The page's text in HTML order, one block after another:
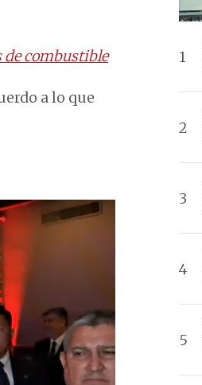
de combustible
a lo que